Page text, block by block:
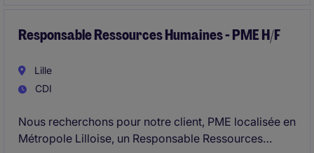
Responsable Ressources Humaines - PME H/F
Lille
CDI
Nous recherchons pour notre client, PME localisée en
Métropole Lilloise, un Responsable Ressources